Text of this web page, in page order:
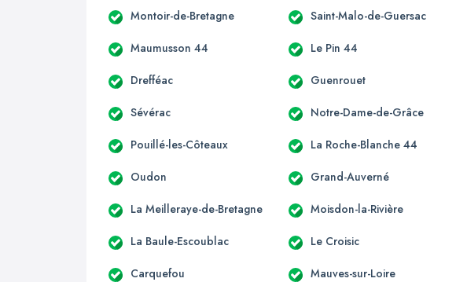
Montoir-de-Bretagne Saint-Malo-de-Guersac
Maumusson 44 Le Pin 44
Drefféac Guenrouet
Sévérac Notre-Dame-de-Grâce
Pouillé-les-Côteaux La Roche-Blanche 44
Oudon Grand-Auverné
La Meilleraye-de-Bretagne Moisdon-la-Rivière
La Baule-Escoublac Le Croisic
Carquefou Mauves-sur-Loire